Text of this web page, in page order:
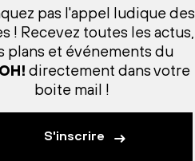
pas l'appel ludique des
! Recevez toutes les actus,
plans et événements du
OH! directement dans votre
boite mail !
S'inscrire